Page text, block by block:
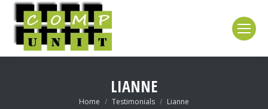
LIANNE
Je bent hier:
Home Testimonials Lianne